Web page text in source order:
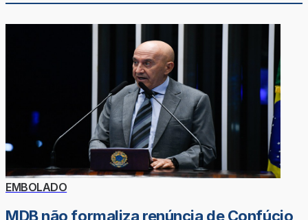
EMBOLADO
MDB não formaliza renúncia de Confúcio